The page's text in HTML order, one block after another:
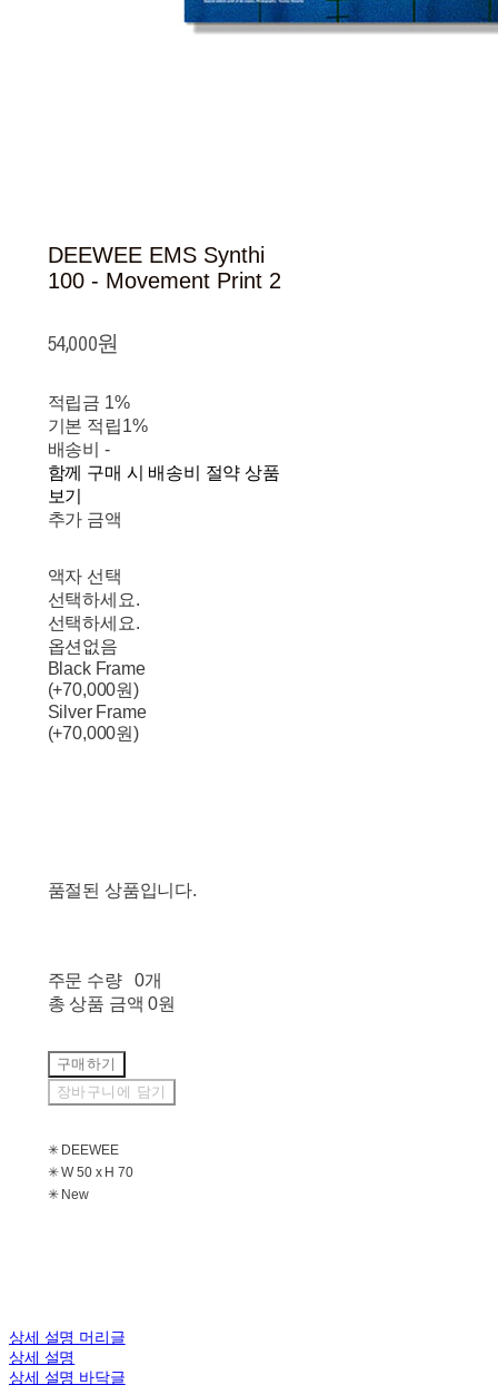
DEEWEE EMS Synthi
100 - Movement Print 2
54,000원
적립금 1%
기본 적립1%
배송비 -
함께 구매 시 배송비 절약 상품
보기
추가 금액
액자 선택
선택하세요.
선택하세요.
옵션없음
Black Frame
(+70,000원)
Silver Frame
(+70,000원)
품절된 상품입니다.
주문 수량
0개
총 상품 금액 0원
구매하기
장바구니에 담기
✳ DEEWEE
✳ W 50 x H 70
✳ New
상세 설명 머리글
상세 설명
상세 설명 바닥글